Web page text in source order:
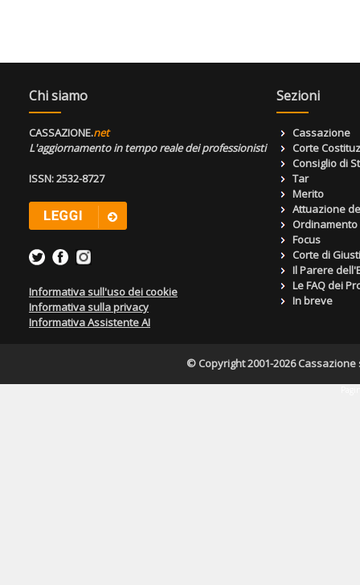
Chi siamo
CASSAZIONE.net
L'aggiornamento in tempo reale dei professionisti
ISSN: 2532-8727
Informativa sull'uso dei cookie
Informativa sulla privacy
Informativa Assistente AI
Sezioni
Cassazione
Corte
Consiglio di
Tar
Merito
Attuazione
Focus
Corte di
Il Parere
Le FAQ dei
In breve
© Copyright 2001-2026 Cassazione